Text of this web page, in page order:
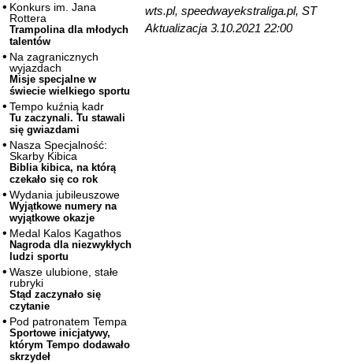
Konkurs im. Jana
Rottera
Trampolina dla młodych
talentów
Na zagranicznych
wyjazdach
Misje specjalne w
świecie wielkiego sportu
Tempo kuźnią kadr
Tu zaczynali. Tu stawali
się gwiazdami
Nasza Specjalność:
Skarby Kibica
Biblia kibica, na którą
czekało się co rok
Wydania jubileuszowe
Wyjątkowe numery na
wyjątkowe okazje
Medal Kalos Kagathos
Nagroda dla niezwykłych
ludzi sportu
Wasze ulubione, stałe
rubryki
Stąd zaczynało się
czytanie
Pod patronatem Tempa
Sportowe inicjatywy,
którym Tempo dodawało
skrzydeł
wts.pl, speedwayekstraliga.pl, ST
Aktualizacja 3.10.2021 22:00